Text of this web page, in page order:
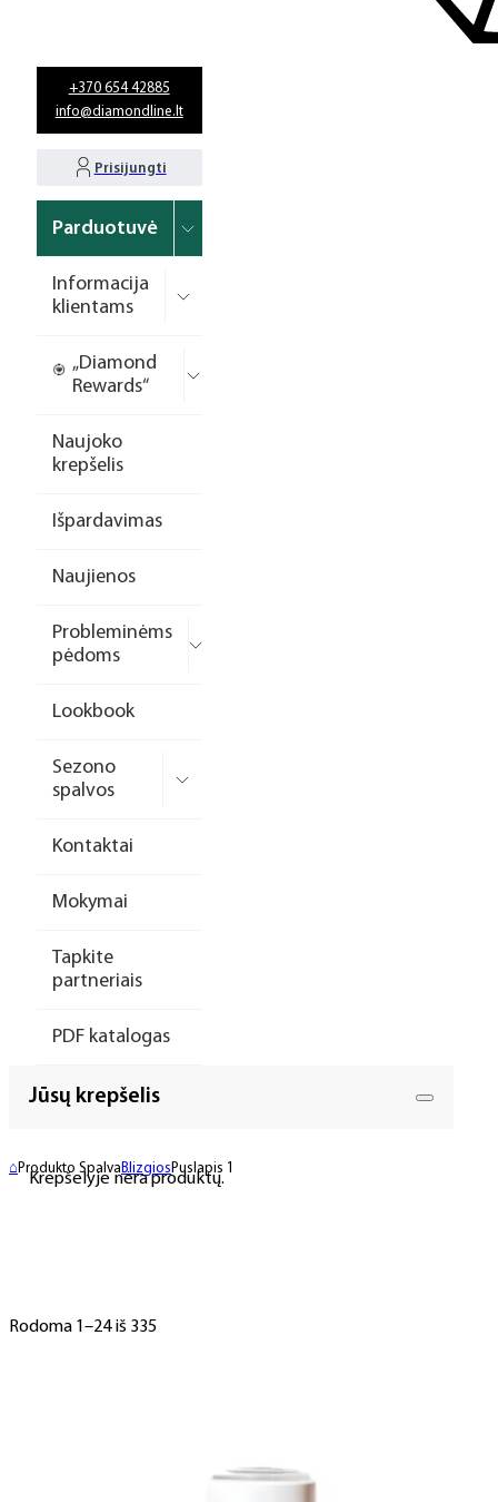
+370 654 42885
info@diamondline.lt
Prisijungti
Parduotuvė
Informacija
klientams
„Diamond
Rewards“
Naujoko
krepšelis
Išpardavimas
Naujienos
Probleminėms
pėdoms
Lookbook
Sezono
spalvos
Kontaktai
Mokymai
Tapkite
partneriais
PDF katalogas
Jūsų krepšelis
Krepšelyje nėra produktų.
⌂ Produkto Spalva Blizgios Puslapis 1
Rodoma 1–24 iš 335